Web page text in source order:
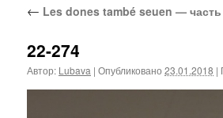
← Les dones també seuen — часть
22-274
Автор: Lubava | Опубликовано 23.01.2018 |